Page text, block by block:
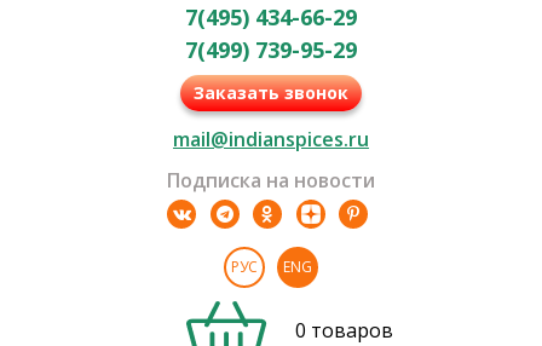
7(495) 434-66-29
7(499) 739-95-29
Заказать звонок
mail@indianspices.ru
Подписка на новости
РУС ENG
0 товаров